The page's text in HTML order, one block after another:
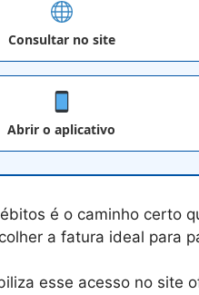
Consultar no site
Abrir o aplicativo
é o caminho certo
a fatura ideal para
esse acesso no site